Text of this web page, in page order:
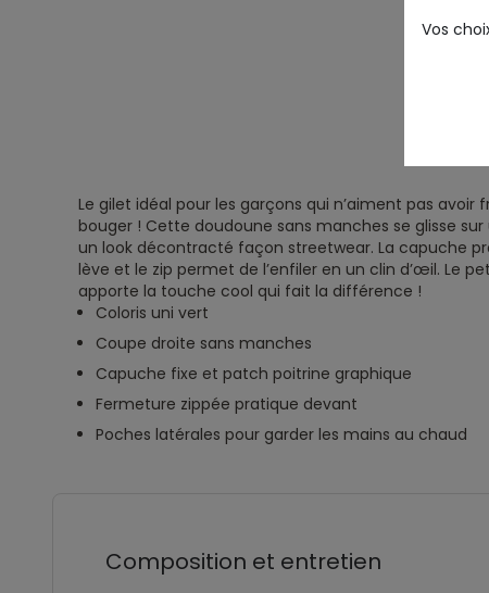
Le gilet idéal pour les garçons qui n’aiment pas avoir
bouger ! Cette doudoune sans manches se glisse
un look décontracté façon streetwear. La capuche
lève et le zip permet de l’enfiler en un clin d’œil. Le
apporte la touche cool qui fait la différence !
Coloris uni vert
Coupe droite sans manches
Capuche fixe et patch poitrine graphique
Fermeture zippée pratique devant
Poches latérales pour garder les mains au chaud
Composition et entretien
Vos